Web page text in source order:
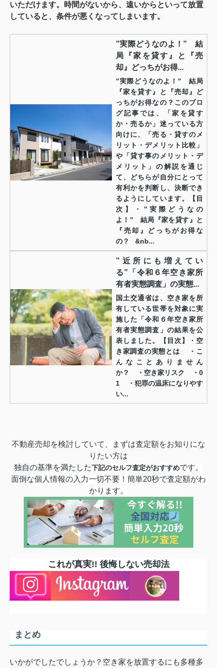
いただけます。時間がないから、遠いからといって放置
していると、条件が悪くなってしまいます。
”実際どうなのよ！” 結
局『家を貸す』と『売
却』どっちがお得...
”実際どうなのよ！” 結局
『家を貸す』と『売却』ど
っちがお得なの？このブロ
グ記事では、「家を貸す
か・売るか」迷っている方
向けに、「売る・貸すのメ
リット・デメリット比較」
や「貸す事のメリット・デ
メリット」の解説を通じ
て、どちらが自分にとって
有利かを判断し、決断でき
るようにしています。【目
次】・”実際どうなの
よ！” 結局『家を貸す』と
『売却』どっちがお得な
の？ &nb...
”近所にも増えてい
る”「令和６年空き家所
有者実態調査」の実態...
国土交通省は、空き家を所
有している世帯を対象に実
施した「令和６年空き家所
有者実態調査」の結果を公
表しました。【目次】・空
き家調査の実態とは ・こ
んなことありません
か？ ・空き家リスク ・0
1 ・犯罪の温床になりやす
い...
不動産売却を検討していて、まずは査定額をお知りにな
りたい方は
独自の基準を満たした下記のセルフ査定がおすすめです。
面倒な個人情報の入力一切不要！簡単20秒で査定額がわ
かります。
これが真実!! 後悔しない売却法
まとめ
いかがでしたでしょうか？空き家を放置するにも多種多